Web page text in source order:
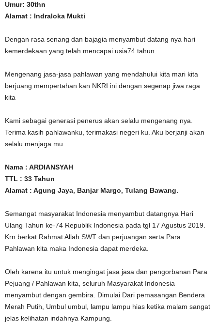
Umur: 30thn
Alamat : Indraloka Mukti
Dengan rasa senang dan bajagia menyambut datang nya hari
kemerdekaan yang telah mencapai usia74 tahun.
Mengenang jasa-jasa pahlawan yang mendahului kita mari kita
berjuang mempertahan kan NKRI ini dengan segenap jiwa raga
kita
Kami sebagai generasi penerus akan selalu mengenang nya.
Terima kasih pahlawanku, terimakasi negeri ku. Aku berjanji akan
selalu menjaga mu..
Nama : ARDIANSYAH
TTL : 33 Tahun
Alamat : Agung Jaya, Banjar Margo, Tulang Bawang.
Semangat masyarakat Indonesia menyambut datangnya Hari
Ulang Tahun ke-74 Republik Indonesia pada tgl 17 Agustus 2019.
Krn berkat Rahmat Allah SWT dan perjuangan serta Para
Pahlawan kita maka Indonesia dapat merdeka.
Oleh karena itu untuk mengingat jasa jasa dan pengorbanan Para
Pejuang / Pahlawan kita, seluruh Masyarakat Indonesia
menyambut dengan gembira. Dimulai Dari pemasangan Bendera
Merah Putih, Umbul umbul, lampu lampu hias ketika malam sangat
jelas kelihatan indahnya Kampung.